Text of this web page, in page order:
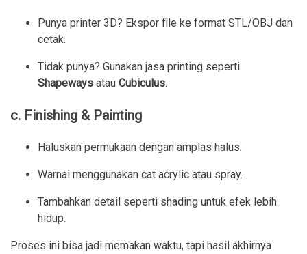
Punya printer 3D? Ekspor file ke format STL/OBJ dan
cetak.
Tidak punya? Gunakan jasa printing seperti
Shapeways atau Cubiculus.
c. Finishing & Painting
Haluskan permukaan dengan amplas halus.
Warnai menggunakan cat acrylic atau spray.
Tambahkan detail seperti shading untuk efek lebih
hidup.
Proses ini bisa jadi memakan waktu, tapi hasil akhirnya